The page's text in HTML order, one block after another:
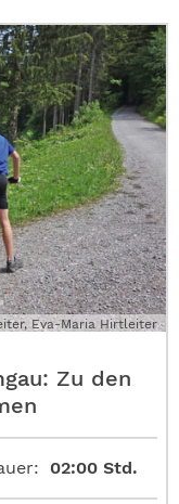
Eva-Maria Hirtleiter
Zu den
02:00 Std.